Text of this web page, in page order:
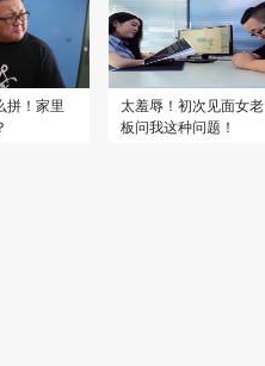
拼！家里
太羞辱！初次见面女老
板问我这种问题！